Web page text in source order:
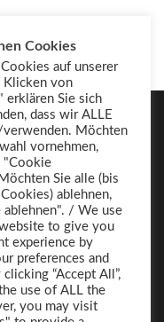
Cookies
auf unserer
Klicken von
erklären Sie sich
dass wir ALLE
Möchten
vornehmen,
"Cookie
Sie alle (bis
ablehnen,
ablehnen". / We use
to give you
experience by
preferences and
“Accept All”,
use of ALL the
you may visit